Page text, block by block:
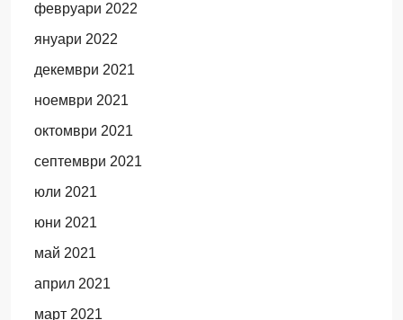
февруари 2022
януари 2022
декември 2021
ноември 2021
октомври 2021
септември 2021
юли 2021
юни 2021
май 2021
април 2021
март 2021